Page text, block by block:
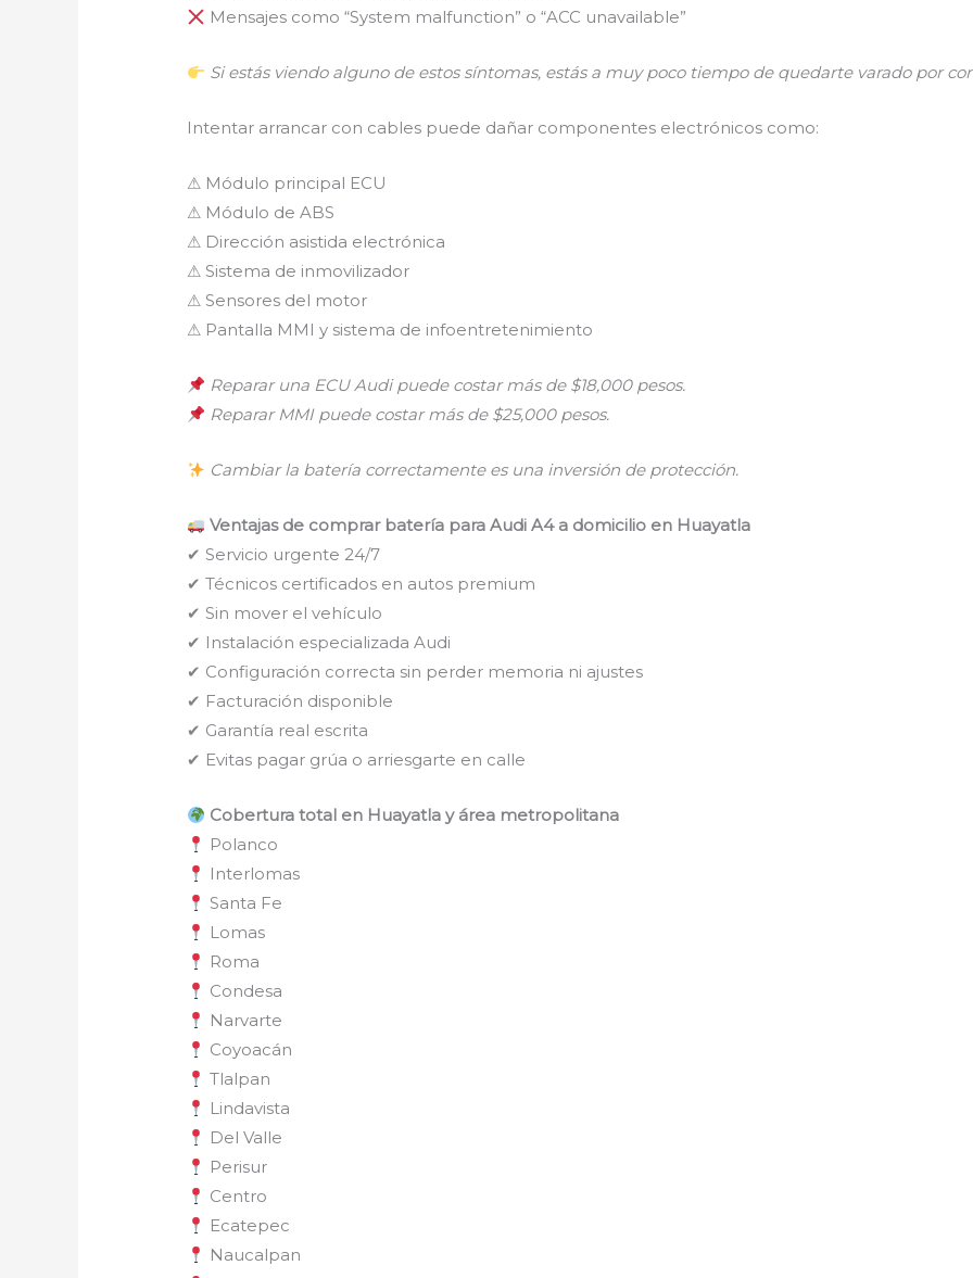
Mensajes como “System malfunction” o “ACC unavailable”
Si estás viendo alguno de estos síntomas, estás a muy poco tiempo de quedarte varado por
Intentar arrancar con cables puede dañar componentes electrónicos como:
⚠ Módulo principal ECU
⚠ Módulo de ABS
⚠ Dirección asistida electrónica
⚠ Sistema de inmovilizador
⚠ Sensores del motor
⚠ Pantalla MMI y sistema de infoentretenimiento
Reparar una ECU Audi puede costar más de $18,000 pesos.
Reparar MMI puede costar más de $25,000 pesos.
Cambiar la batería correctamente es una inversión de protección.
Ventajas de comprar batería para Audi A4 a domicilio en Huayatla
✔ Servicio urgente 24/7
✔ Técnicos certificados en autos premium
✔ Sin mover el vehículo
✔ Instalación especializada Audi
✔ Configuración correcta sin perder memoria ni ajustes
✔ Facturación disponible
✔ Garantía real escrita
✔ Evitas pagar grúa o arriesgarte en calle
Cobertura total en Huayatla y área metropolitana
Polanco
Interlomas
Santa Fe
Lomas
Roma
Condesa
Narvarte
Coyoacán
Tlalpan
Lindavista
Del Valle
Perisur
Centro
Ecatepec
Naucalpan